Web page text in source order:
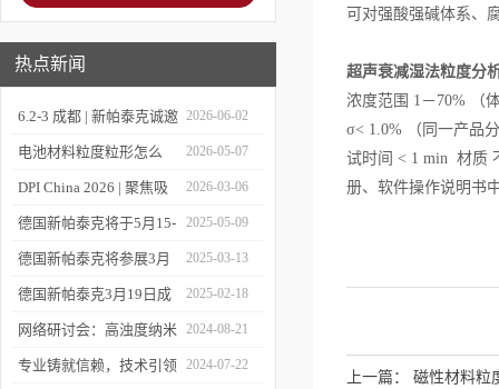
热点新闻
6.2-3 成都 | 新帕泰克诚邀
您相约CPI西南制药工业
大会
2026-06-02
电池材料粒度粒形怎么
测？德国新帕泰克邀您共
赴CIBF2026
2026-05-07
DPI China 2026 | 聚焦吸
入制剂前沿，共探技术创
新之路
2026-03-06
德国新帕泰克将于5月15-
17日参加深圳CIBF电池
展
2025-05-09
德国新帕泰克将参展3月
20-21日成都CPI制药工业
大会
2025-03-13
德国新帕泰克3月19日成
都粒度与粒形分析研讨会
诚邀参与
2025-02-18
网络研讨会：高浊度纳米
颗粒分散体系中的粒度分
2024-08-21
专业铸就信赖，技术引领 2024-07-22
可对强酸强碱体系、
超声衰减湿法粒度分
浓度范围 1－70% （
σ< 1.0% （同一产品
试时间 < 1 min 材质
册、软件操作说明书
上一篇： 磁性材料粒